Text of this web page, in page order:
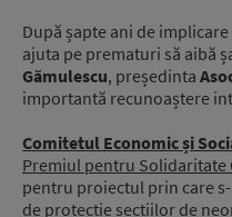
După șapte ani de
ajuta pe prematuri să aibă
Gămulescu, președinta
importantă recunoaștere
Comitetul Economic și
Premiul pentru Solidaritate
pentru proiectul prin care
de protecție secțiilor de